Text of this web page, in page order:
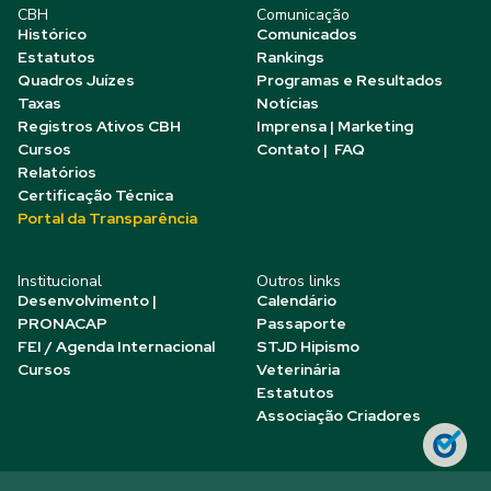
CBH
Histórico
Estatutos
Quadros Juízes
Taxas
Registros Ativos CBH
Cursos
Relatórios
Certificação Técnica
Portal da Transparência
Comunicação
Comunicados
Rankings
Programas e Resultados
Notícias
Imprensa | Marketing
Contato | FAQ
Institucional
Desenvolvimento |
PRONACAP
FEI / Agenda Internacional
Cursos
Outros links
Calendário
Passaporte
STJD Hipismo
Veterinária
Estatutos
Associação Criadores